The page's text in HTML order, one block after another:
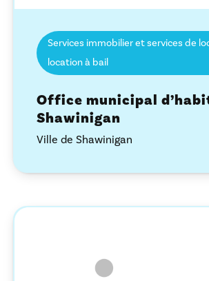
Services immobilier et services de
location à bail
Office municipal
Shawinigan
Ville de Shawinigan